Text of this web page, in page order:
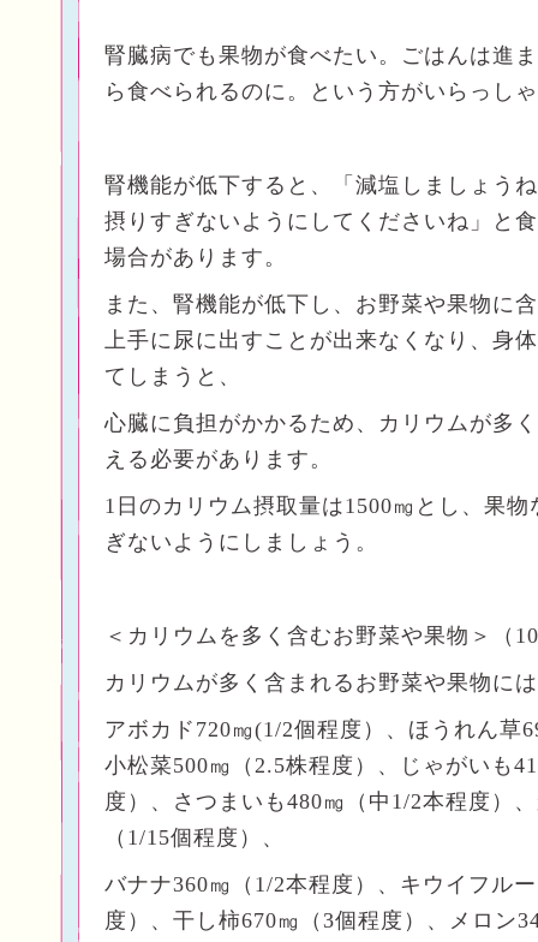
腎臓病でも果物が食べたい。ごはんは進
ら食べられるのに。という方がいらっし
腎機能が低下すると、「減塩しましょう
摂りすぎないようにしてくださいね」と
場合があります。
また、腎機能が低下し、お野菜や果物に
上手に尿に出すことが出来なくなり、身
てしまうと、
心臓に負担がかかるため、カリウムが多
える必要があります。
1日のカリウム摂取量は1500㎎とし、果
ぎないようにしましょう。
＜カリウムを多く含むお野菜や果物＞（
カリウムが多く含まれるお野菜や果物に
アボカド720㎎(1/2個程度）、ほうれん草
小松菜500㎎（2.5株程度）、じゃがいも
度）、さつまいも480㎎（中1/2本程度）
（1/15個程度）、
バナナ360㎎（1/2本程度）、キウイフル
度）、干し柿670㎎（3個程度）、メロン